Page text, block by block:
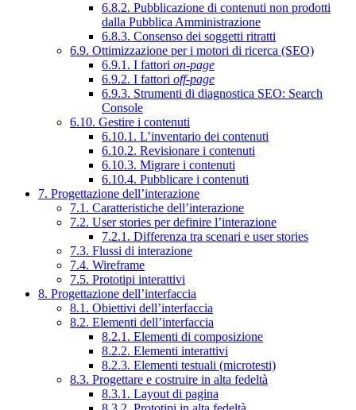
6.8.2. Pubblicazione di contenuti non prodotti
dalla Pubblica Amministrazione
6.8.3. Consenso dei soggetti ritratti
6.9. Ottimizzazione per i motori di ricerca (SEO)
6.9.1. I fattori on-page
6.9.2. I fattori off-page
6.9.3. Strumenti di diagnostica SEO: Search
Console
6.10. Gestire i contenuti
6.10.1. L’inventario dei contenuti
6.10.2. Revisionare i contenuti
6.10.3. Migrare i contenuti
6.10.4. Pubblicare i contenuti
7. Progettazione dell’interazione
7.1. Caratteristiche dell’interazione
7.2. User stories per definire l’interazione
7.2.1. Differenza tra scenari e user stories
7.3. Flussi di interazione
7.4. Wireframe
7.5. Prototipi interattivi
8. Progettazione dell’interfaccia
8.1. Obiettivi dell’interfaccia
8.2. Elementi dell’interfaccia
8.2.1. Elementi di composizione
8.2.2. Elementi interattivi
8.2.3. Elementi testuali (microtesti)
8.3. Progettare e costruire in alta fedeltà
8.3.1. Layout di pagina